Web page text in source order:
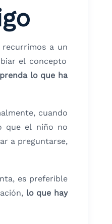
recurrimos a un
el concepto
lo que ha
cuando
que el niño no
a preguntarse,
es preferible
lo que hay